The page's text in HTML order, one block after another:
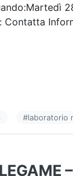
Contatta
#laboratorio